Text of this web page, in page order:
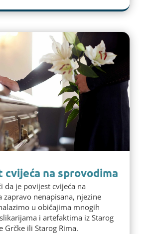
cvijeća na sprovodima
da je povijest cvijeća na
zapravo nenapisana, njezine
u običajima mnogih
i artefaktima iz Starog
Grčke ili Starog Rima.